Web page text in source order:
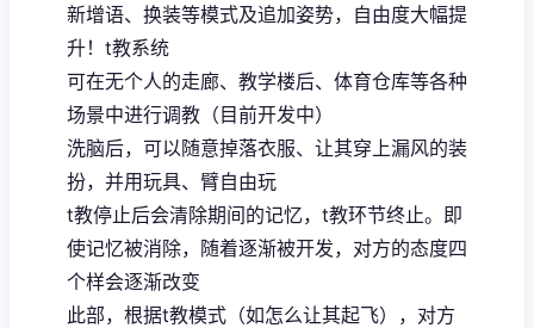
新增语、换装等模式及追加姿势，自由度大幅提
升！t教系统
可在无个人的走廊、教学楼后、体育仓库等各种
场景中进行调教（目前开发中）
洗脑后，可以随意掉落衣服、让其穿上漏风的装
扮，并用玩具、臂自由玩
t教停止后会清除期间的记忆，t教环节终止。即
使记忆被消除，随着逐渐被开发，对方的态度四
个样会逐渐改变
此部，根据t教模式（如怎么让其起飞），对方